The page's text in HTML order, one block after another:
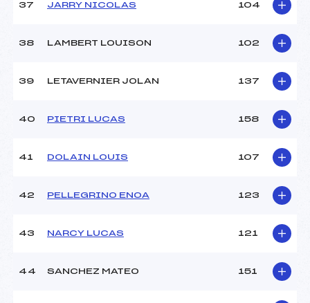
37 JARRY NICOLAS 104
38 LAMBERT LOUISON 102
39 LETAVERNIER JOLAN 137
40 PIETRI LUCAS 158
41 DOLAIN LOUIS 107
42 PELLEGRINO ENOA 123
43 NARCY LUCAS 121
44 SANCHEZ MATEO 151